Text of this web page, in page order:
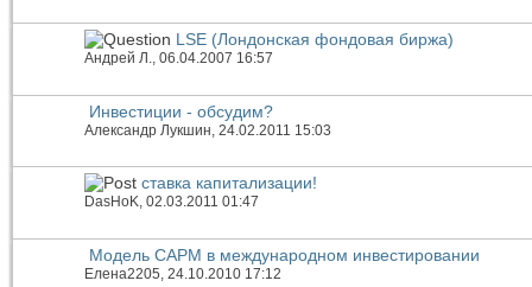
LSE (Лондонская фондовая биржа)
Андрей Л., 06.04.2007 16:57
Инвестиции - обсудим?
Александр Лукшин, 24.02.2011 15:03
ставка капитализации!
DasHoK, 02.03.2011 01:47
Модель CAPM в международном инвестировании
Елена2205, 24.10.2010 17:12